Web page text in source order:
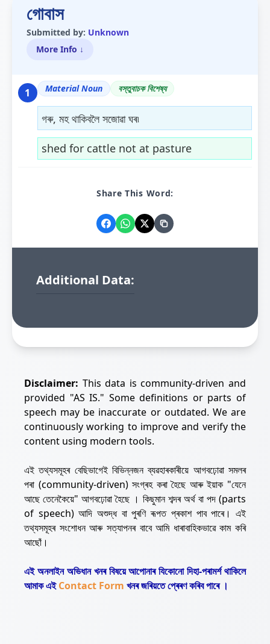
গোবাস
Submitted by: Unknown
More Info ↓
1 Material Noun বস্তুবাচক বিশেষ্য
গৰু, মহ থাকিবলৈ সজোৱা ঘৰ৷
shed for cattle not at pasture
Share This Word:
Additional Data:
Disclaimer: This data is community-driven and
provided "AS IS." Some definitions or parts of
speech may be inaccurate or outdated. We are
continuously working to improve and verify the
content using modern tools.
এই তথ্যসমূহৰ বেছিভাগেই বিভিন্নজন ব্যৱহাৰকাৰীয়ে আগবঢ়োৱা সমলৰ
পৰা (community-driven) সংগ্ৰহ কৰা হৈছে আৰু ইয়াক "যেনে
আছে তেনেকৈয়ে" আগবঢ়োৱা হৈছে । কিছুমান শব্দৰ অৰ্থ বা পদ (parts
of speech) আদি অশুদ্ধ বা পুৰণি ৰূপত প্ৰকাশ পাব পাৰে। এই
তথ্যসমূহৰ সংশোধন আৰু সত্যাপনৰ বাবে আমি ধাৰাবাহিকভাৱে কাম কৰি
আছোঁ।
এই অনলাইন অভিধান খনৰ বিষয়ে আপোনাৰ যিকোনো দিহা-পৰামৰ্শ থাকিলে
আমাক এইContact Form খনৰ জৰিয়তে প্ৰেৰণ কৰিব পাৰে ।